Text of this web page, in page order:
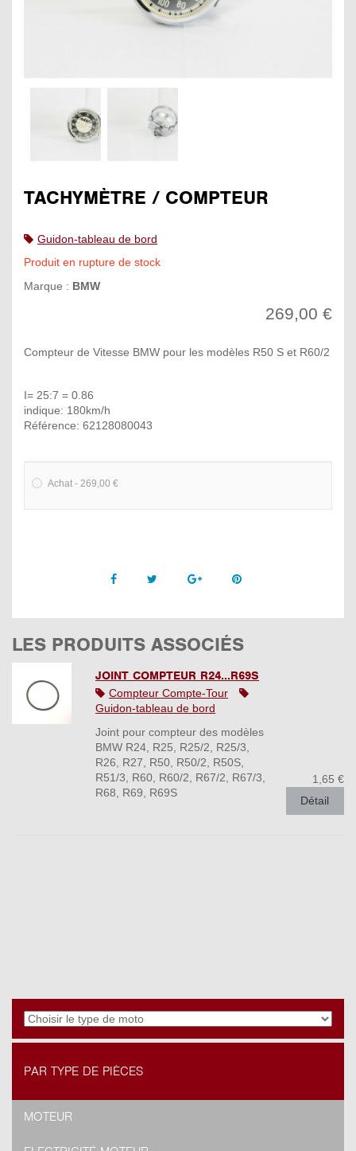
TACHYMÈTRE / COMPTEUR
Guidon-tableau de bord
Produit en rupture de stock
Marque : BMW
269,00 €
Compteur de Vitesse BMW pour les modèles R50 S et R60/2
I= 25:7 = 0.86
indique: 180km/h
Référence: 62128080043
Achat - 269,00 €
Facebook Twitter Google +Pinterest
LES PRODUITS ASSOCIÉS
JOINT COMPTEUR R24...R69S
Compteur Compte-Tour
Guidon-tableau de bord
Joint pour compteur des modèles
BMW R24, R25, R25/2, R25/3,
R26, R27, R50, R50/2, R50S,
R51/3, R60, R60/2, R67/2, R67/3,
R68, R69, R69S
1,65 €
Détail
PAR TYPE DE PIÈCES
MOTEUR